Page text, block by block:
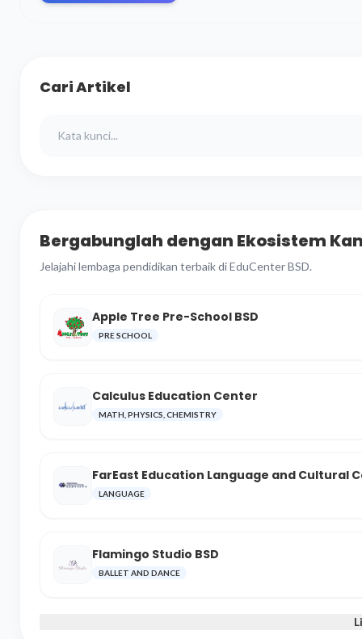
Cari Artikel
Bergabunglah dengan Ekosistem
Jelajahi lembaga pendidikan terbaik di EduCenter BSD.
Apple Tree Pre-School BSD
PRE SCHOOL
Calculus Education Center
MATH, PHYSICS, CHEMISTRY
FarEast Education Language and Cultural
LANGUAGE
Flamingo Studio BSD
BALLET AND DANCE